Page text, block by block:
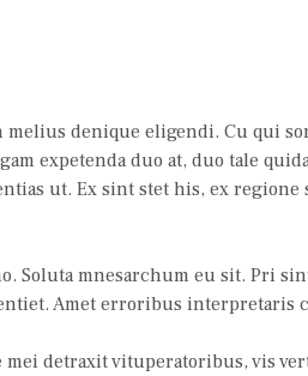
denique eligendi. Cu qui
expetenda duo at, duo tale
ut. Ex sint stet his, ex
Soluta mnesarchum eu sit. Pri
Amet erroribus interpretaris
mei detraxit vituperatoribus, vis